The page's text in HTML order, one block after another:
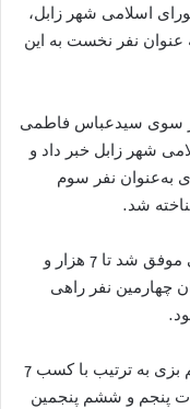
اسلامی شهر زابل،
کسب 9 هزار و 416 رأی به عنوان نفر نخست به این
از کسب 8 هزار و 200 رأی از سوی سیدعباس فاطمی
شهر زابل خبر داد و
احمد میر نیز با کسب 8 هزار و 16 رأی به‌عنوان نفر سوم
شد.
وی بیان کرد: در این انتخابات شهلا رضوانی موفق شد تا 7 هزار و
چهارمین نفر راهی
ناظری اضافه کرد: مهدی سرگلزائی و مریم بزی به ترتیب با کسب 7
به عنوان نفرات پنجم و ششم پنجمین